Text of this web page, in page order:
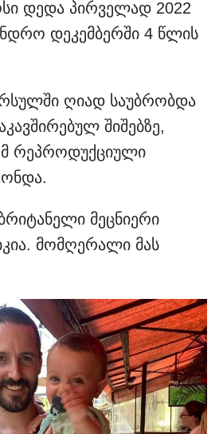
დედა პირველად 2022
დეკემბერში 4 წლის
ღიად საუბრობდა
შიშებზე,
რეპროდუქციული
მეცნიერი
მომღერალი მას